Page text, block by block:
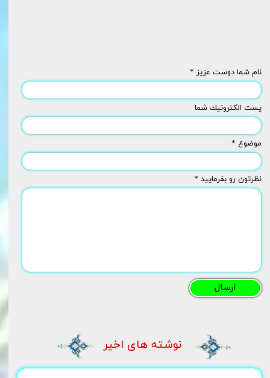
نوشته های اخیر
نام شما دوست عزیز *
پست الكترونيك شما
موضوع *
نظرتون رو بفرمایید *
ارسال